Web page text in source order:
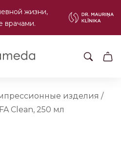
жизни,
врачами.
изделия /
Clean, 250 мл